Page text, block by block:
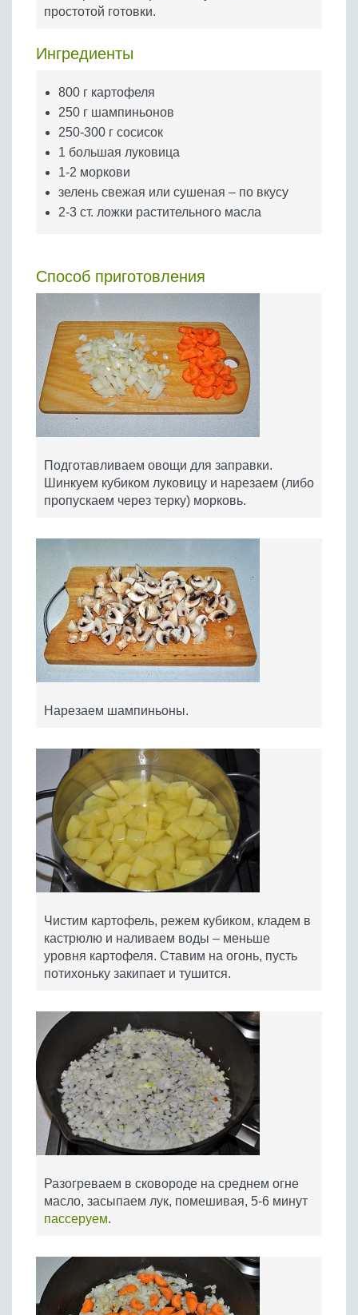
Бобовые
Крупы
простотой готовки.
Ингредиенты
800 г картофеля
250 г шампиньонов
250-300 г сосисок
1 большая луковица
1-2 моркови
зелень свежая или сушеная – по вкусу
2-3 ст. ложки растительного масла
Способ приготовления
Подготавливаем овощи для заправки.
Шинкуем кубиком луковицу и нарезаем (либо
пропускаем через терку) морковь.
Нарезаем шампиньоны.
Чистим картофель, режем кубиком, кладем в
кастрюлю и наливаем воды – меньше
уровня картофеля. Ставим на огонь, пусть
потихоньку закипает и тушится.
Разогреваем в сковороде на среднем огне
масло, засыпаем лук, помешивая, 5-6 минут
пассеруем.